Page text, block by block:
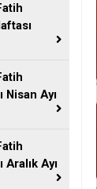
Nisan Ayı
Aralık Ayı